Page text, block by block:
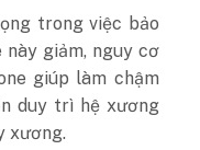
trong việc bảo
này giảm, nguy cơ
giúp làm chậm
duy trì hệ xương
xương.